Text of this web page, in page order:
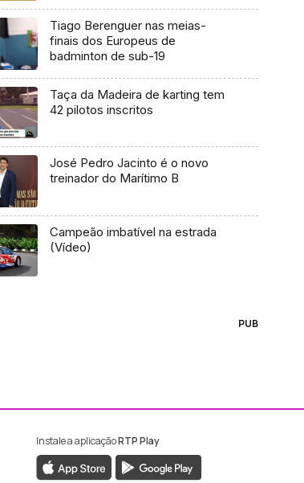
Tiago Berenguer nas meias-
finais dos Europeus de
badminton de sub-19
Taça da Madeira de karting tem
42 pilotos inscritos
José Pedro Jacinto é o novo
treinador do Marítimo B
Campeão imbatível na estrada
(Vídeo)
PUB
RTP Madeira
da RTP Madeira
Instale a aplicaçãoRTP Play